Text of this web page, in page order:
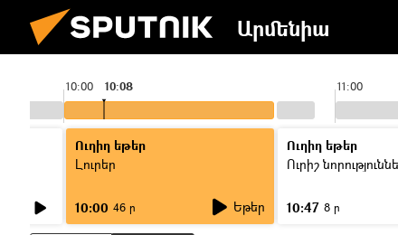
Արմենիա
10:00 11:00
10:08
Ուղիղ եթեր
Լուրեր
10:00 46 ր Եթեր
Ուղիղ եթեր
Ուրիշ
10:47 8 ր